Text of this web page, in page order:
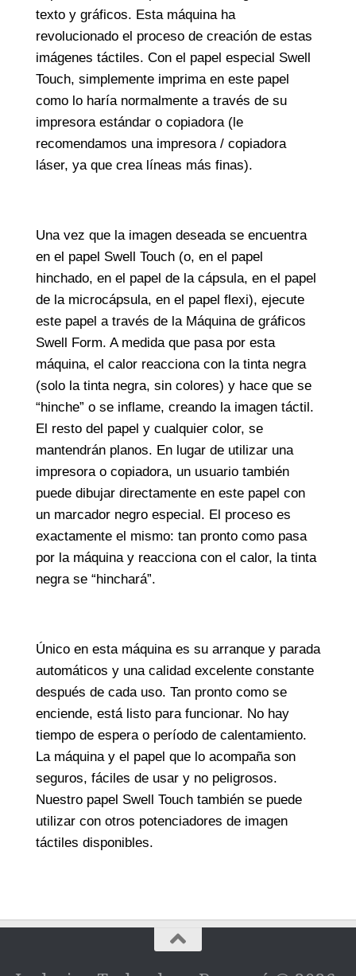
texto y gráficos. Esta máquina ha
revolucionado el proceso de creación de estas
imágenes táctiles. Con el papel especial Swell
Touch, simplemente imprima en este papel
como lo haría normalmente a través de su
impresora estándar o copiadora (le
recomendamos una impresora / copiadora
láser, ya que crea líneas más finas).
Una vez que la imagen deseada se encuentra
en el papel Swell Touch (o, en el papel
hinchado, en el papel de la cápsula, en el papel
de la microcápsula, en el papel flexi), ejecute
este papel a través de la Máquina de gráficos
Swell Form. A medida que pasa por esta
máquina, el calor reacciona con la tinta negra
(solo la tinta negra, sin colores) y hace que se
“hinche” o se inflame, creando la imagen táctil.
El resto del papel y cualquier color, se
mantendrán planos. En lugar de utilizar una
impresora o copiadora, un usuario también
puede dibujar directamente en este papel con
un marcador negro especial. El proceso es
exactamente el mismo: tan pronto como pasa
por la máquina y reacciona con el calor, la tinta
negra se “hinchará”.
Único en esta máquina es su arranque y parada
automáticos y una calidad excelente constante
después de cada uso. Tan pronto como se
enciende, está listo para funcionar. No hay
tiempo de espera o período de calentamiento.
La máquina y el papel que lo acompaña son
seguros, fáciles de usar y no peligrosos.
Nuestro papel Swell Touch también se puede
utilizar con otros potenciadores de imagen
táctiles disponibles.